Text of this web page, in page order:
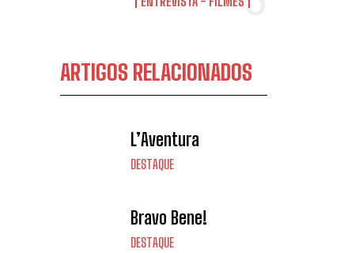
ARTIGOS RELACIONADOS
L’Aventura
DESTAQUE
Bravo Bene!
DESTAQUE